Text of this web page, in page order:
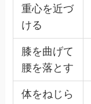
重心を近づ
ける
膝を曲げて
腰を落とす
体をねじら